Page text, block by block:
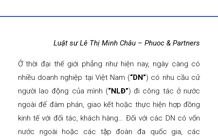
Luật sư Lê Thị Minh Châu – Phuoc & Partners
Ở thời đại thế giới phẳng như hiện nay, ngày càng có
nhiều doanh nghiệp tại Việt Nam (“DN”) có nhu cầu cử
người lao động của mình (“NLĐ”) đi công tác ở nước
ngoài để đàm phán, giao kết hoặc thực hiện hợp đồng
kinh tế với đối tác, khách hàng… Đối với các DN có vốn
nước ngoài hoặc các tập đoàn đa quốc gia, các